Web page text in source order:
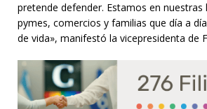
pretende defender. Estamos en
pymes, comercios y familias que día a
de vida», manifestó la vicepresidenta de